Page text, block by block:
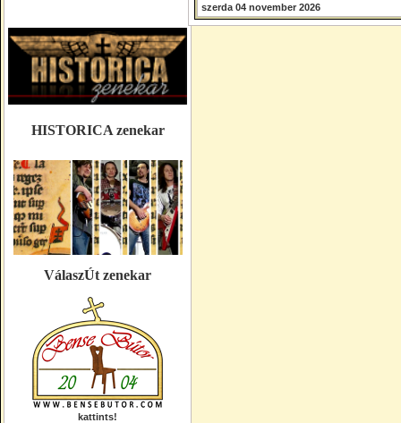
HISTORICA zenekar
VálaszÚt zenekar
kattints!
szerda 04 november 2026